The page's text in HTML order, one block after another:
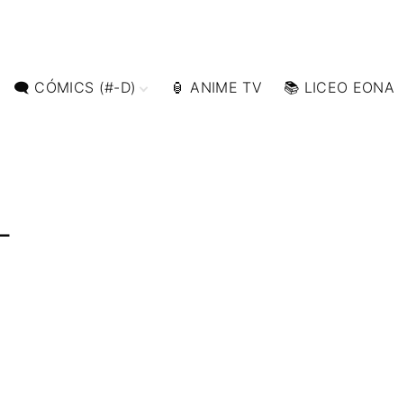
🗨 CÓMICS (#-D) 🏮 ANIME TV 📚 LICEO EONA